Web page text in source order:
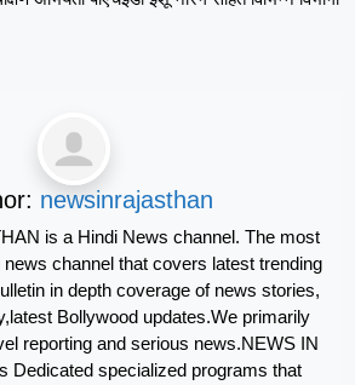
newsinrajasthan
is a Hindi News channel. The most
news channel that covers latest trending
in depth coverage of news stories,
Bollywood updates.We primarily
reporting and serious news.NEWS IN
Dedicated specialized programs that